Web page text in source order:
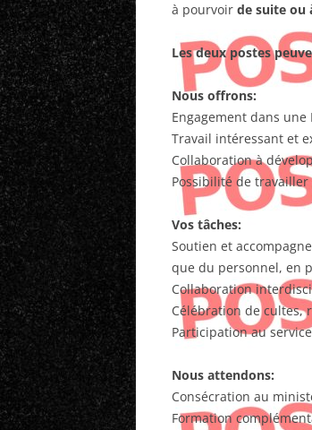
à pourvoir de suite ou
Les deux postes
Nous offrons:
Engagement dans
Travail intéressant et
Collaboration à
Possibilité de
Vos tâches:
Soutien et
que du personnel, en
Collaboration
Célébration de cultes,
Participation au
Nous attendons:
Consécration au
Formation